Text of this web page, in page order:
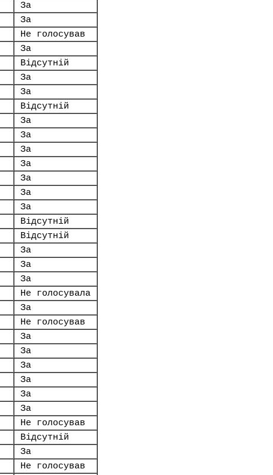
За
За
Не голосував
За
Відсутній
За
За
Відсутній
За
За
За
За
За
За
За
Відсутній
Відсутній
За
За
За
Не голосувала
За
Не голосував
За
За
За
За
За
За
Не голосував
Відсутній
За
Не голосував